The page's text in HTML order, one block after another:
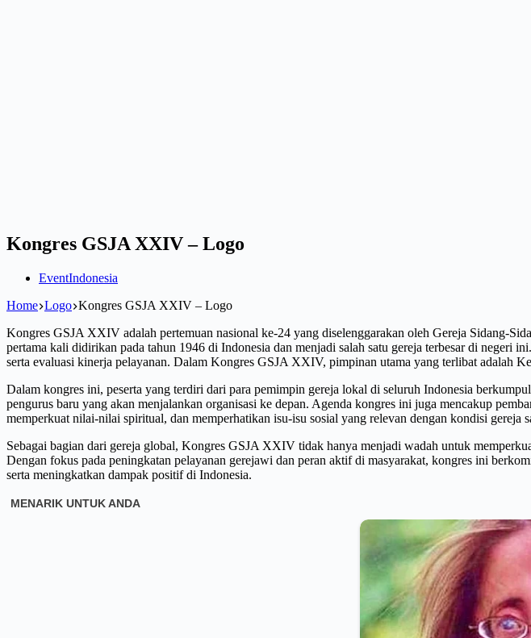
Kongres GSJA XXIV – Logo
EventIndonesia
Home Logo Kongres GSJA XXIV – Logo
Kongres GSJA XXIV adalah pertemuan nasional ke-24 yang diselenggarakan oleh Gereja Sidang-
pertama kali didirikan pada tahun 1946 di Indonesia dan menjadi salah satu gereja terbesar di negeri
serta evaluasi kinerja pelayanan. Dalam Kongres GSJA XXIV, pimpinan utama yang terlibat adalah
Dalam kongres ini, peserta yang terdiri dari para pemimpin gereja lokal di seluruh Indonesia
pengurus baru yang akan menjalankan organisasi ke depan. Agenda kongres ini juga mencakup
memperkuat nilai-nilai spiritual, dan memperhatikan isu-isu sosial yang relevan dengan kondisi gereja
Sebagai bagian dari gereja global, Kongres GSJA XXIV tidak hanya menjadi wadah untuk
Dengan fokus pada peningkatan pelayanan gerejawi dan peran aktif di masyarakat, kongres ini
serta meningkatkan dampak positif di Indonesia.